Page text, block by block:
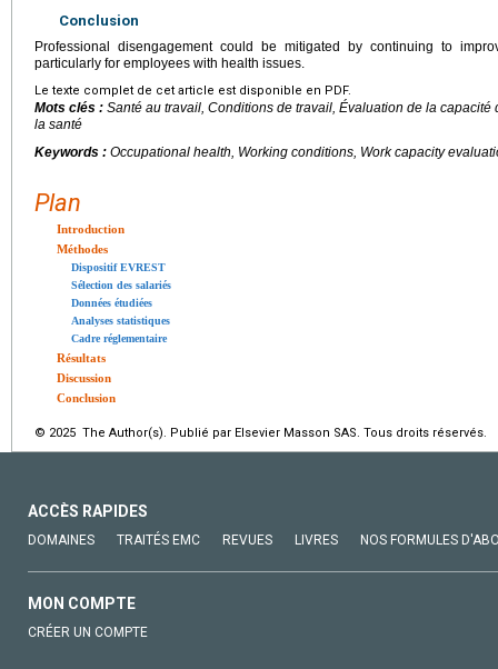
Conclusion
Professional disengagement could be mitigated by continuing to
particularly for employees with health issues.
Le texte complet de cet article est disponible en PDF.
Mots clés : Santé au travail, Conditions de travail, Évaluation de la capacité
la santé
Keywords : Occupational health, Working conditions, Work capacity
Plan
Introduction
Méthodes
Dispositif EVREST
Sélection des salariés
Données étudiées
Analyses statistiques
Cadre réglementaire
Résultats
Discussion
Conclusion
© 2025 The Author(s). Publié par Elsevier Masson SAS. Tous droits réservés.
ACCÈS RAPIDES
DOMAINES TRAITÉS EMC REVUES LIVRES NOS FORMULES
MON COMPTE
CRÉER UN COMPTE